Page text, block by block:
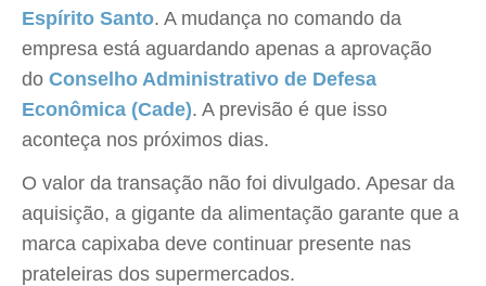
Espírito Santo. A mudança no comando da
empresa está aguardando apenas a aprovação
do Conselho Administrativo de Defesa
Econômica (Cade). A previsão é que isso
aconteça nos próximos dias.
O valor da transação não foi divulgado. Apesar da
aquisição, a gigante da alimentação garante que a
marca capixaba deve continuar presente nas
prateleiras dos supermercados.